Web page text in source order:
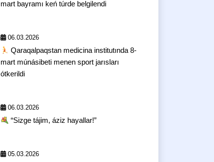
mart bayramı keń túrde belgilendi
06.03.2026
Qaraqalpaqstan medicina institutında 8-
mart múnásibeti menen sport jarısları
ótkerildi
06.03.2026
“Sizge tájim, áziz hayallar!”
05.03.2026